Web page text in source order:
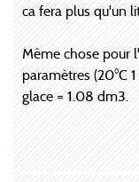
ca fera plus qu'un
Même chose pour
paramètres (20°C
glace = 1.08 dm3.